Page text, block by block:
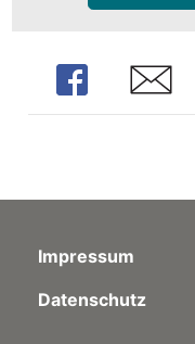
Share Share
Impressum
Datenschutz